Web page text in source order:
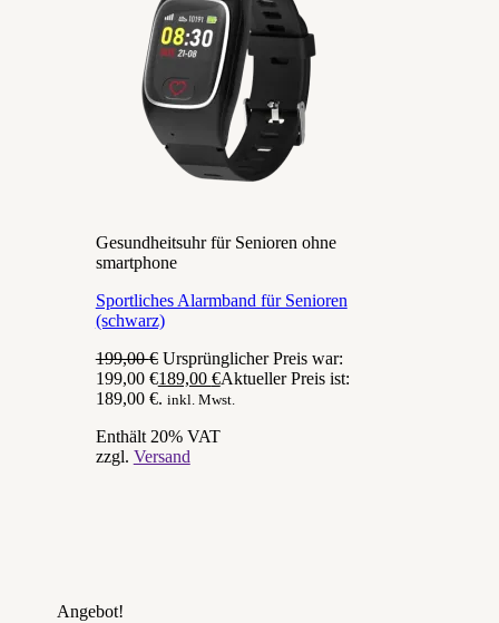
Gesundheitsuhr für Senioren ohne
smartphone
Sportliches Alarmband für Senioren
(schwarz)
199,00€ Ursprünglicher Preis war:
199,00 €189,00 €Aktueller Preis ist:
189,00 €. inkl. Mwst.
Enthält 20% VAT
zzgl. Versand
Angebot!